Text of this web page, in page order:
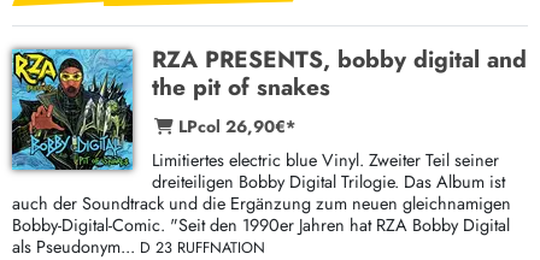
RZA PRESENTS, bobby digital and
the pit of snakes
LPcol 26,90€*
Limitiertes electric blue Vinyl. Zweiter Teil seiner
dreiteiligen Bobby Digital Trilogie. Das Album ist
auch der Soundtrack und die Ergänzung zum neuen gleichnamigen
Bobby-Digital-Comic. "Seit den 1990er Jahren hat RZA Bobby Digital
als Pseudonym... D 23 RUFFNATION